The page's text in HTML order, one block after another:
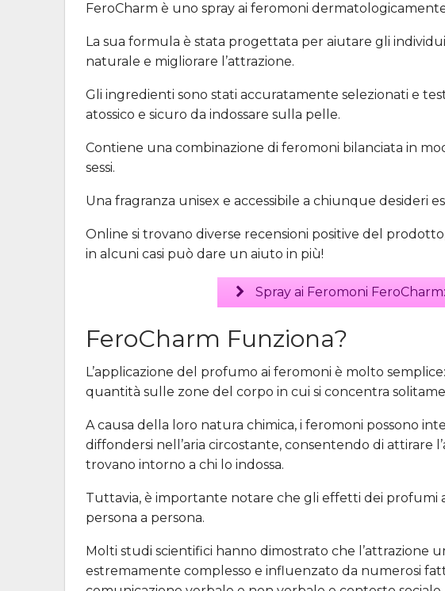
FeroCharm è uno spray ai feromoni
La sua formula è stata progettata per aiutare gli
naturale e migliorare l’attrazione.
Gli ingredienti sono stati accuratamente selezionati e
atossico e sicuro da indossare sulla pelle.
Contiene una combinazione di feromoni bilanciata in
sessi.
Una fragranza unisex e accessibile a chiunque desideri
Online si trovano diverse recensioni positive del
in alcuni casi può dare un aiuto in più!
Spray ai Feromoni
FeroCharm Funziona?
L’applicazione del profumo ai feromoni è molto
quantità sulle zone del corpo in cui si concentra
A causa della loro natura chimica, i feromoni possono
diffondersi nell’aria circostante, consentendo di attirare
trovano intorno a chi lo indossa.
Tuttavia, è importante notare che gli effetti dei profumi
persona a persona.
Molti studi scientifici hanno dimostrato che l’attrazione
estremamente complesso e influenzato da numerosi